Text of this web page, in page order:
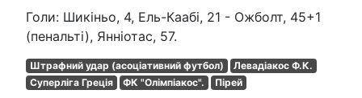
Голи: Шикіньо, 4, Ель-Каабі, 21 - Ожболт, 45+1
(пенальті), Янніотас, 57.
Штрафний удар (асоціативний футбол)
Левадіакос Ф.К.
Суперліга Греція
ФК "Олімпіакос". Пірей